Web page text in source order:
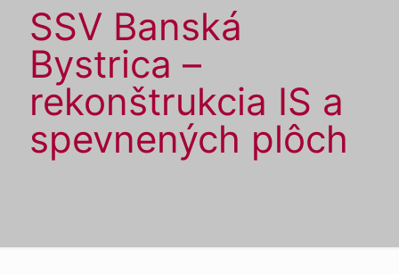
SSV Banská
Bystrica –
rekonštrukcia IS a
spevnených plôch